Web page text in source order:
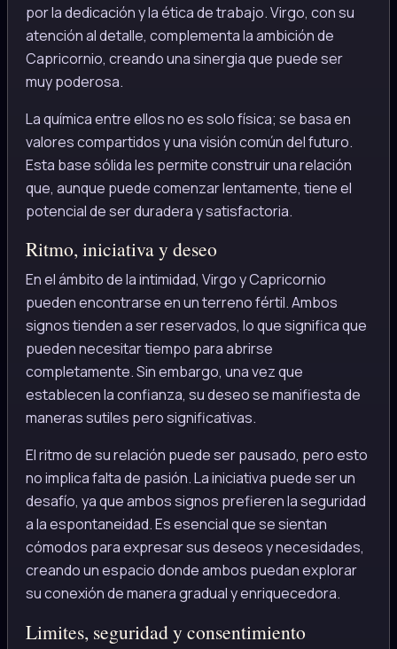
por la dedicación y la ética de trabajo. Virgo, con su
atención al detalle, complementa la ambición de
Capricornio, creando una sinergia que puede ser
muy poderosa.
La química entre ellos no es solo física; se basa en
valores compartidos y una visión común del futuro.
Esta base sólida les permite construir una relación
que, aunque puede comenzar lentamente, tiene el
potencial de ser duradera y satisfactoria.
Ritmo, iniciativa y deseo
En el ámbito de la intimidad, Virgo y Capricornio
pueden encontrarse en un terreno fértil. Ambos
signos tienden a ser reservados, lo que significa que
pueden necesitar tiempo para abrirse
completamente. Sin embargo, una vez que
establecen la confianza, su deseo se manifiesta de
maneras sutiles pero significativas.
El ritmo de su relación puede ser pausado, pero esto
no implica falta de pasión. La iniciativa puede ser un
desafío, ya que ambos signos prefieren la seguridad
a la espontaneidad. Es esencial que se sientan
cómodos para expresar sus deseos y necesidades,
creando un espacio donde ambos puedan explorar
su conexión de manera gradual y enriquecedora.
Limites, seguridad y consentimiento